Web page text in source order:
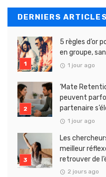
DERNIERS ARTICLES
5 règles d’or
en groupe,
1 jour ago
‘Mate
peuvent
partenaire
1 jour ago
Les
meilleur
retrouver de
2 jours ago